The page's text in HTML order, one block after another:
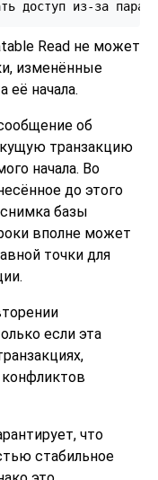
Read не может
изменённые
её начала.
об
транзакцию
начала. Во
до этого
базы
вполне может
точки для
если эта
что
стабильное